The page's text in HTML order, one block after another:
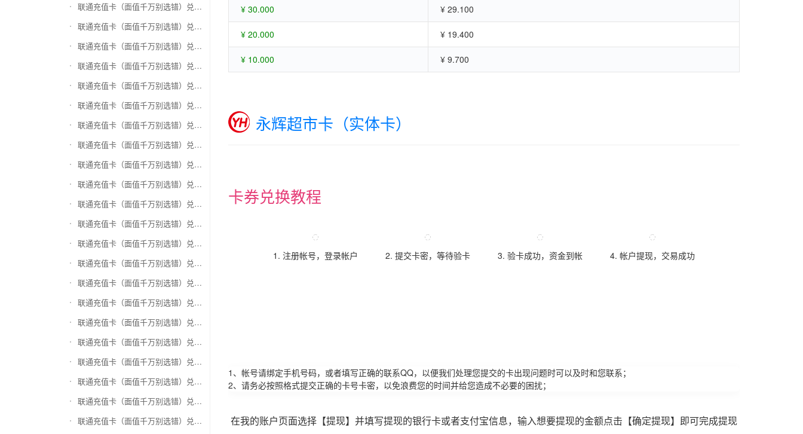
联通充值卡（面值千万别选错）兑换盛大一卡通
联通充值卡（面值千万别选错）兑换网易一卡通
联通充值卡（面值千万别选错）兑换天宏一卡通（易冲天宏卡）
联通充值卡（面值千万别选错）兑换巨人一卡通(征途卡)
联通充值卡（面值千万别选错）兑换美团礼品卡
联通充值卡（面值千万别选错）兑换(百联卡)联华ok卡
联通充值卡（面值千万别选错）兑换资和信
联通充值卡（面值千万别选错）兑换沃尔玛购物卡
联通充值卡（面值千万别选错）兑换和信通
联通充值卡（面值千万别选错）兑换拉卡拉沃尔玛
联通充值卡（面值千万别选错）兑换携程任我游
联通充值卡（面值千万别选错）兑换中银通支付(银联购物卡)
联通充值卡（面值千万别选错）兑换瑞祥商联卡
联通充值卡（面值千万别选错）兑换家乐福超市卡
联通充值卡（面值千万别选错）兑换Q币卡
联通充值卡（面值千万别选错）兑换联通积分Q币
联通充值卡（面值千万别选错）兑换完美一卡通
联通充值卡（面值千万别选错）兑换久游一卡通
联通充值卡（面值千万别选错）兑换搜狐一卡通
联通充值卡（面值千万别选错）兑换中国区苹果充值卡
联通充值卡（面值千万别选错）兑换账号内Q币寄售（维护中）
联通充值卡（面值千万别选错）兑换唯品会礼品卡(唯品卡)
¥ 30.000 ¥ 29.100
¥ 20.000 ¥ 19.400
¥ 10.000 ¥ 9.700
永辉超市卡（实体卡）
卡券兑换教程
1. 注册帐号，登录帐户 2. 提交卡密，等待验卡 3. 验卡成功，资金到帐 4. 帐户提现，交易成功
1、帐号请绑定手机号码，或者填写正确的联系QQ，以便我们处理您提交的卡出现问题时可以及时和您联系；
2、请务必按照格式提交正确的卡号卡密，以免浪费您的时间并给您造成不必要的困扰；
在我的账户页面选择【提现】并填写提现的银行卡或者支付宝信息，输入想要提现的金额点击【确定提现】即可完成提现